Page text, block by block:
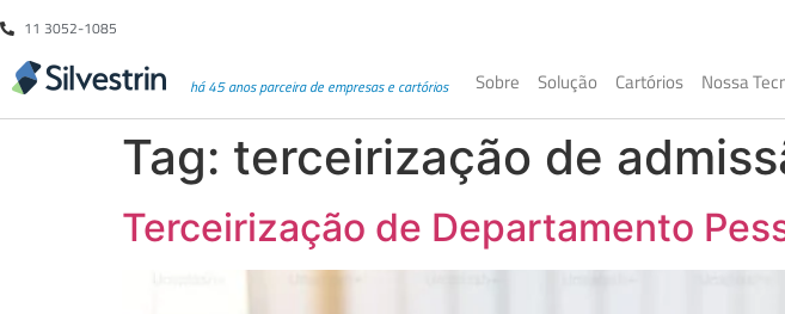
11 3052-1085
há 45 anos parceira de empresas e cartórios Sobre Solução Cartórios Nossa
Tag: terceirização de
Terceirização de Departamento